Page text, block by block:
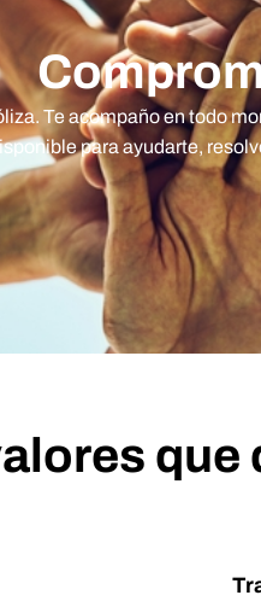
Te acompaño en todo
para ayudarte,